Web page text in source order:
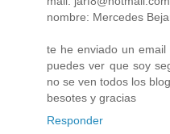
nombre: Mercedes
te he enviado un
puedes ver que soy
no se ven todos los
besotes y gracias
Responder